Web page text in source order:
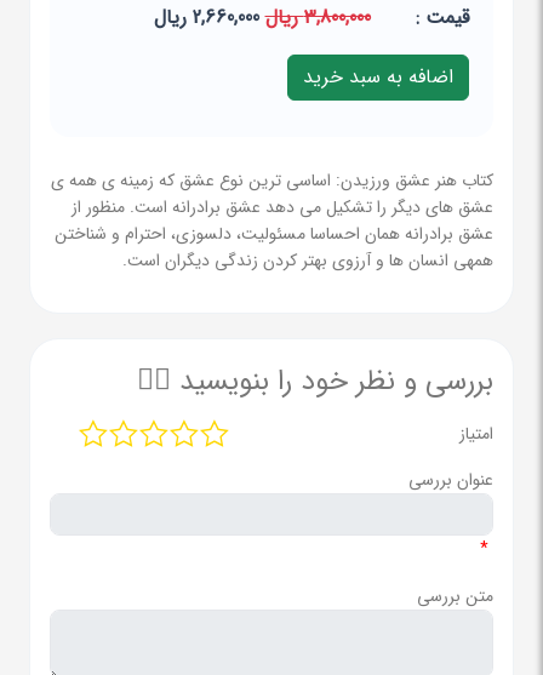
قيمت :
3,800,000 ریال 2,660,000 ریال
کتاب هنر عشق ورزیدن: اساسی ترین نوع عشق که زمینه ی همه ی
عشق های دیگر را تشکیل می دهد عشق برادرانه است. منظور از
عشق برادرانه همان احساسا مسئولیت، دلسوزی، احترام و شناختن
همهی انسان ها و آرزوی بهتر کردن زندگی دیگران است.
بررسی و نظر خود را بنویسید ✍🏻
امتیاز
عنوان بررسی
*
متن بررسی